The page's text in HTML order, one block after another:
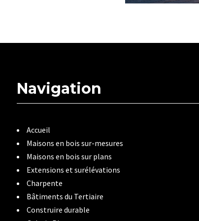
Navigation
Accueil
Maisons en bois sur-mesures
Maisons en bois sur plans
Extensions et surélévations
Charpente
Bâtiments du Tertiaire
Construire durable